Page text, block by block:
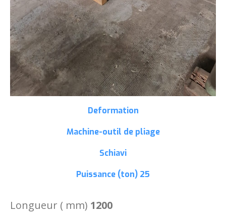
Deformation
Machine-outil de pliage
Schiavi
Puissance (ton) 25
Longueur ( mm) 1200